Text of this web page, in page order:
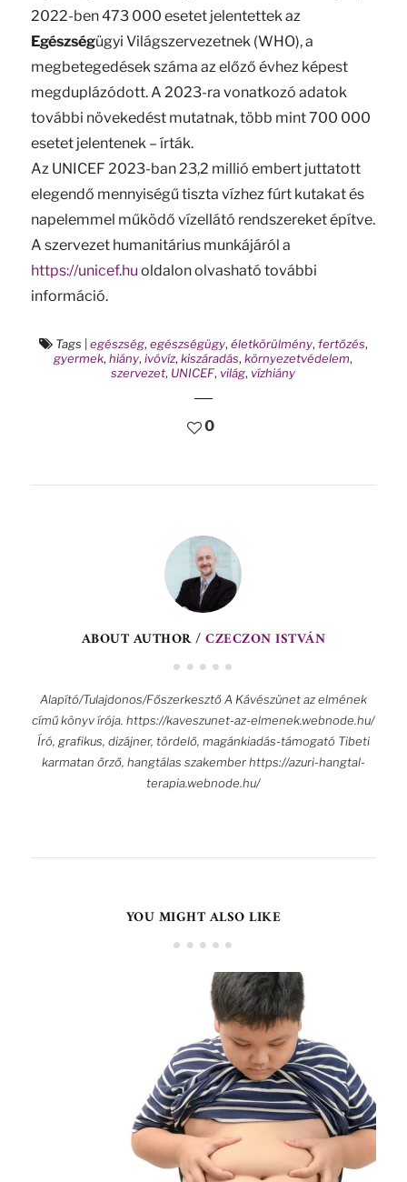
2022-ben 473 000 esetet jelentettek az
Egészségügyi Világszervezetnek (WHO), a
megbetegedések száma az előző évhez képest
megduplázódott. A 2023-ra vonatkozó adatok
további növekedést mutatnak, több mint 700 000
esetet jelentenek – írták.
Az UNICEF 2023-ban 23,2 millió embert juttatott
elegendő mennyiségű tiszta vízhez fúrt kutakat és
napelemmel működő vízellátó rendszereket építve.
A szervezet humanitárius munkájáról a
https://unicef.hu oldalon olvasható további
információ.
Tags egészség, egészségügy, életkörülmény, fertőzés,
gyermek,hiány,ivóvíz,kiszáradás,környezetvédelem,
szervezet, UNICEF, világ, vízhiány
0
ABOUT AUTHOR /CZECZON ISTVÁN
Alapító/Tulajdonos/Főszerkesztő A Kávészünet az elmének
című könyv írója. https://kaveszunet-az-elmenek.webnode.hu/
Író, grafikus, dizájner, tördelő, magánkiadás-támogató Tibeti
karmatan őrző, hangtálas szakember https://azuri-hangtal-
terapia.webnode.hu/
YOU MIGHT ALSO LIKE